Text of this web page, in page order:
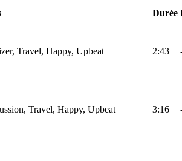
Durée
Travel, Happy, Upbeat 2:43
Travel, Happy, Upbeat 3:16